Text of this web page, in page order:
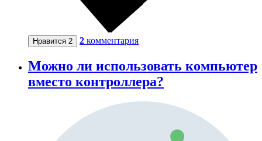
Нравится 2 2 комментария
Можно ли использовать компьютер
вместо контроллера?